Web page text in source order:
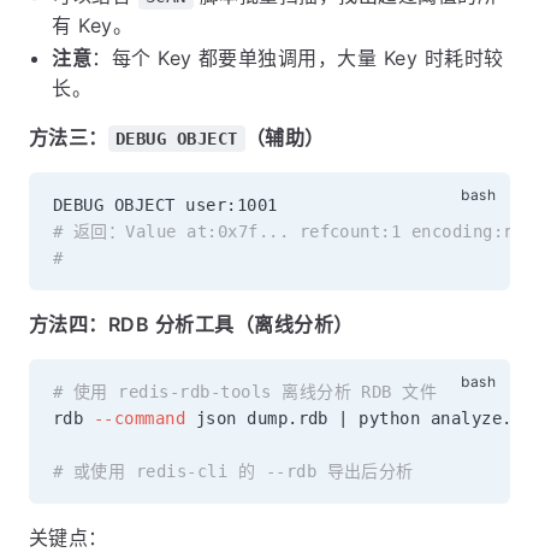
有 Key。
注意：每个 Key 都要单独调用，大量 Key 时耗时较
长。
方法三： DEBUG OBJECT （辅助）
# 返回：Value at:0x7f... refcount:1
#                                            ↑ 序列化
方法四：RDB 分析工具（离线分析）
# 使用 redis-rdb-tools 离线分析 RDB 文件
rdb
--command json dump.rdb python analyze.py
# 或使用 redis-cli 的 --rdb 导出后分析
关键点：